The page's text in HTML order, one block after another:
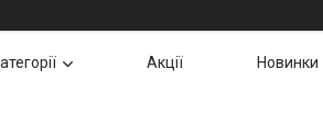
Акції Новинки